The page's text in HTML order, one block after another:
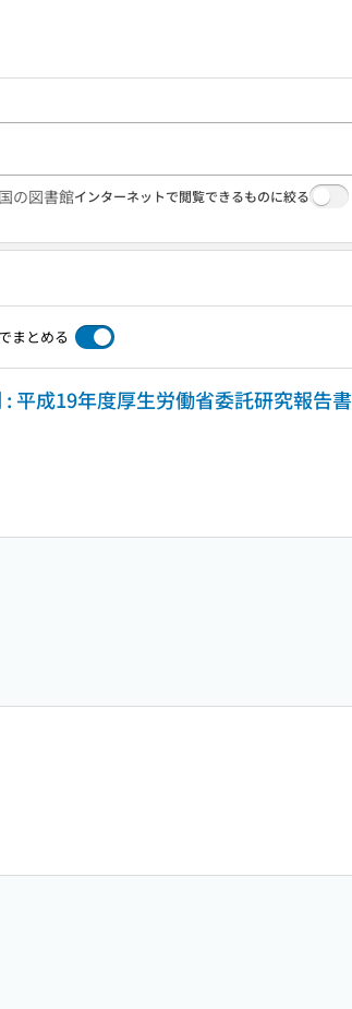
の図書館インターネットで閲覧できるものに絞る
まとめる
平成19年度厚生労働省委託研究報告書